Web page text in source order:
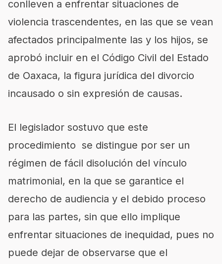
conlleven a enfrentar situaciones de
violencia trascendentes, en las que se vean
afectados principalmente las y los hijos, se
aprobó incluir en el Código Civil del Estado
de Oaxaca, la figura jurídica del divorcio
incausado o sin expresión de causas.
El legislador sostuvo que este
procedimiento se distingue por ser un
régimen de fácil disolución del vínculo
matrimonial, en la que se garantice el
derecho de audiencia y el debido proceso
para las partes, sin que ello implique
enfrentar situaciones de inequidad, pues no
puede dejar de observarse que el